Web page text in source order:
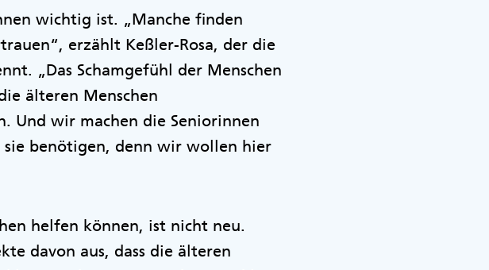
wichtig ist. „Manche finden
erzählt Keßler-Rosa, der die
„Das Schamgefühl der Menschen
älteren Menschen
Und wir machen die Seniorinnen
benötigen, denn wir wollen hier
helfen können, ist nicht neu.
davon aus, dass die älteren